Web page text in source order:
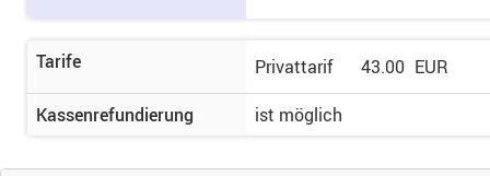
Tarife Privattarif 43.00 EUR
Kassenrefundierung
ist möglich